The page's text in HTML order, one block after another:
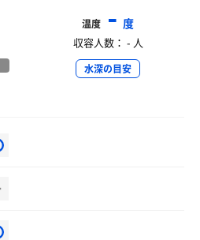
温度 -度
収容人数： - 人
水深の目安